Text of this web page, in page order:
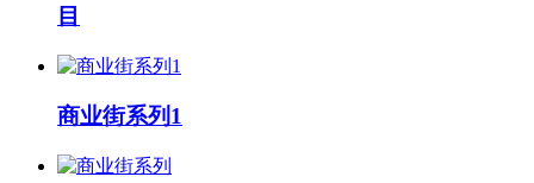
目
商业街系列1